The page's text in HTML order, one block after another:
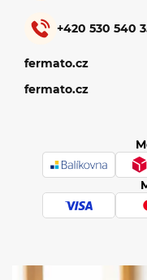
+420 530 540
fermato.cz
fermato.cz